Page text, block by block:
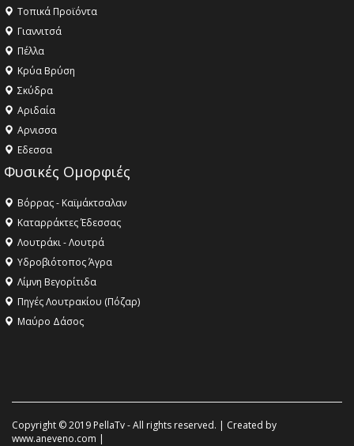
Τοπικά Προϊόντα
Γιαννιτσά
Πέλλα
Κρύα Βρύση
Σκύδρα
Αριδαία
Aρνισσα
Eδεσσα
Φυσικές Ομορφιές
Βόρρας - Καϊμάκτσαλαν
Καταρράκτες Έδεσσας
Λουτράκι - Λουτρά
Υδροβιότοπος Άγρα
Λίμνη Βεγορίτιδα
Πηγές Λουτρακίου (Πόζαρ)
Μαύρο Δάσος
Copyright © 2019 PellaTv - All rights reserved. | Created by
www.aneveno.com |